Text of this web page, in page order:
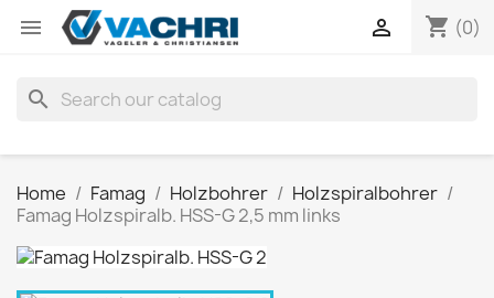
 shopping_cart (0)

search
Home Famag Holzbohrer
Holzspiralbohrer
Famag Holzspiralb. HSS-G 2,5 mm links